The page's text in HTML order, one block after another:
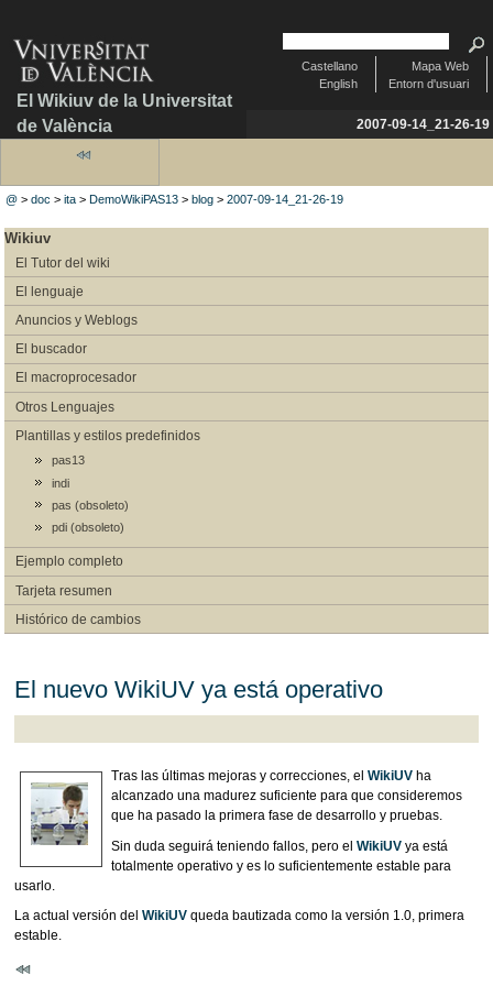
El Wikiuv de la Universitat
de València
Mapa Web
Entorn d'usuari
Castellano
English
2007-09-14_21-26-19
@ >doc >ita >DemoWikiPAS13 >blog >2007-09-14_21-26-19
Wikiuv
El Tutor del wiki
El lenguaje
Anuncios y Weblogs
El buscador
El macroprocesador
Otros Lenguajes
Plantillas y estilos predefinidos
pas13
indi
pas (obsoleto)
pdi (obsoleto)
Ejemplo completo
Tarjeta resumen
Histórico de cambios
El nuevo WikiUV ya está operativo
Tras las últimas mejoras y correcciones, el WikiUVha
alcanzado una madurez suficiente para que consideremos
que ha pasado la primera fase de desarrollo y pruebas.
Sin duda seguirá teniendo fallos, pero el WikiUVya está
totalmente operativo y es lo suficientemente estable para
usarlo.
La actual versión del WikiUVqueda bautizada como la versión 1.0, primera
estable.